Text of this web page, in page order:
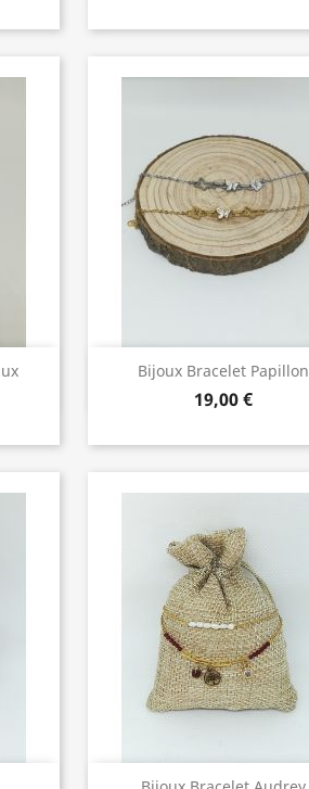
Bijoux Bracelet Papillon
19,00 €
Bijoux de Qualité